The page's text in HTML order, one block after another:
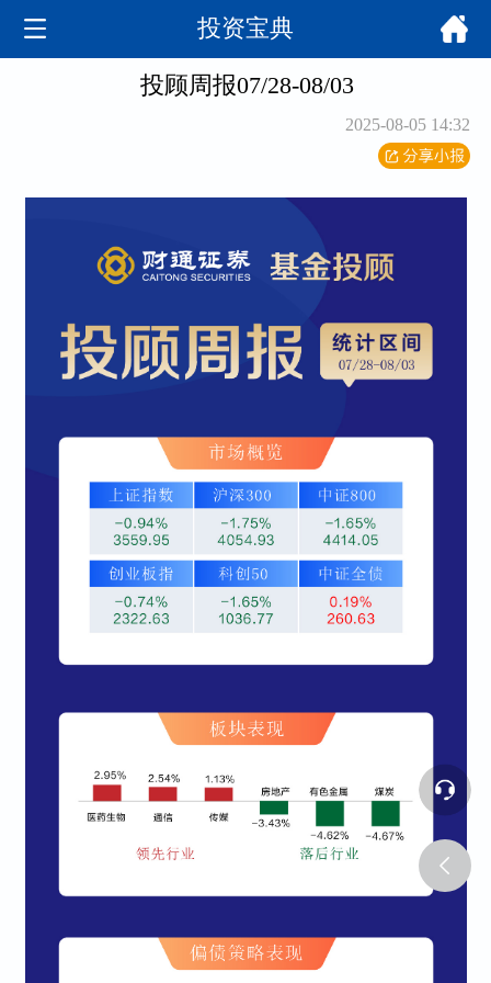
投资宝典
投顾周报07/28-08/03
2025-08-05 14:32